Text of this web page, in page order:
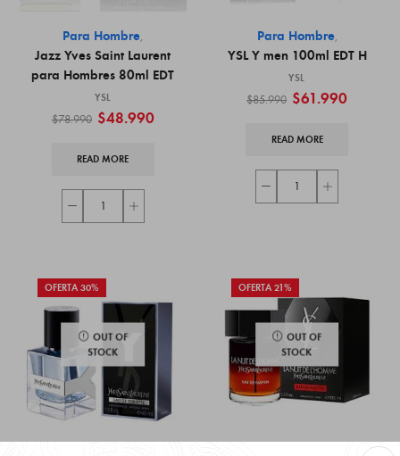
Para Hombre,
Jazz Yves Saint Laurent
para Hombres 80ml EDT
YSL
$78.990 $48.990
READ MORE
Para Hombre,
YSL Y men 100ml EDT H
YSL
$85.990 $61.990
READ MORE
OFERTA 30%
OUT OF
STOCK
OFERTA 21%
OUT OF
STOCK